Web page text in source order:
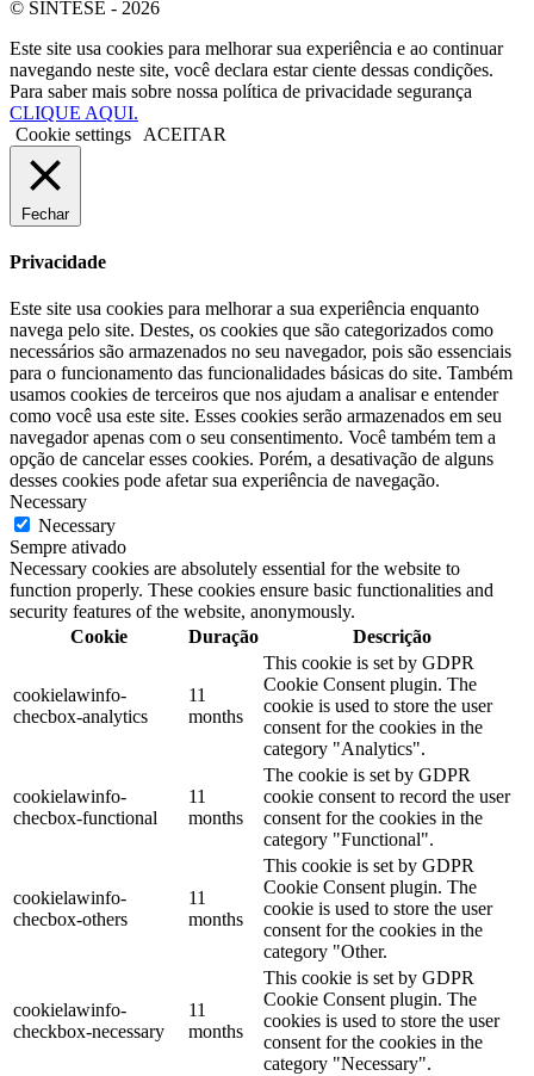
© SINTESE - 2026
Este site usa cookies para melhorar sua experiência e ao continuar
navegando neste site, você declara estar ciente dessas condições.
Para saber mais sobre nossa política de privacidade segurança
CLIQUE AQUI.
Cookie settings
ACEITAR
Fechar
Privacidade
Este site usa cookies para melhorar a sua experiência enquanto
navega pelo site. Destes, os cookies que são categorizados como
necessários são armazenados no seu navegador, pois são essenciais
para o funcionamento das funcionalidades básicas do site. Também
usamos cookies de terceiros que nos ajudam a analisar e entender
como você usa este site. Esses cookies serão armazenados em seu
navegador apenas com o seu consentimento. Você também tem a
opção de cancelar esses cookies. Porém, a desativação de alguns
desses cookies pode afetar sua experiência de navegação.
Necessary
Necessary
Sempre ativado
Necessary cookies are absolutely essential for the website to
function properly. These cookies ensure basic functionalities and
security features of the website, anonymously.
Cookie
Duração Descrição
cookielawinfo-
checbox-analytics
11
months
This cookie is set by GDPR
Cookie Consent plugin. The
cookie is used to store the user
consent for the cookies in the
category "Analytics".
cookielawinfo-
checbox-functional
11
months
The cookie is set by GDPR
cookie consent to record the user
consent for the cookies in the
category "Functional".
cookielawinfo-
checbox-others
11
months
This cookie is set by GDPR
Cookie Consent plugin. The
cookie is used to store the user
consent for the cookies in the
category "Other.
cookielawinfo-
checkbox-necessary
11
months
This cookie is set by GDPR
Cookie Consent plugin. The
cookies is used to store the user
consent for the cookies in the
category "Necessary".